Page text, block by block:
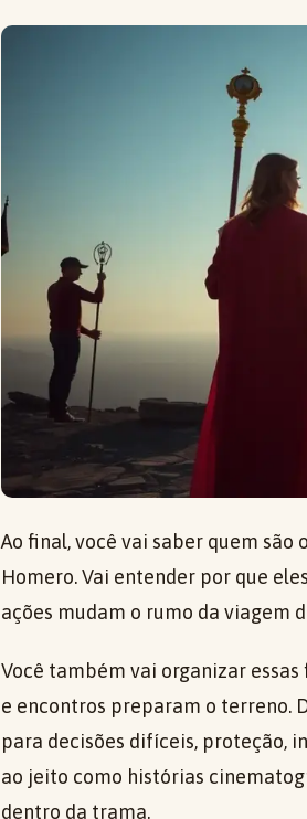
Ao final, você vai saber quem são
Homero. Vai entender por que
ações mudam o rumo da viagem
Você também vai organizar
e encontros preparam o terreno.
para decisões difíceis, proteção,
ao jeito como histórias
dentro da trama.